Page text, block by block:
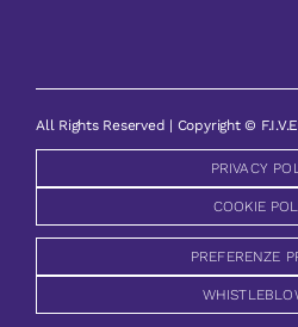
All Rights Reserved | Copyright ©
PRIVACY
COOKIE
PREFERENZE